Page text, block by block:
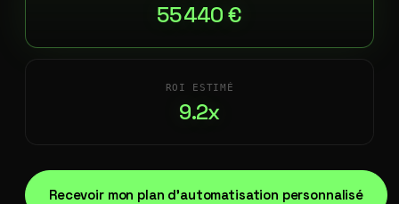
55 440 €
ROI ESTIMÉ
9.2x
Recevoir mon plan d'automatisation personnalisé